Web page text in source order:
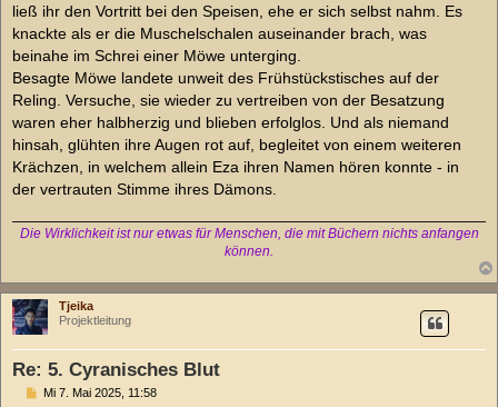
ließ ihr den Vortritt bei den Speisen, ehe er sich selbst nahm. Es
knackte als er die Muschelschalen auseinander brach, was
beinahe im Schrei einer Möwe unterging.
Besagte Möwe landete unweit des Frühstückstisches auf der
Reling. Versuche, sie wieder zu vertreiben von der Besatzung
waren eher halbherzig und blieben erfolglos. Und als niemand
hinsah, glühten ihre Augen rot auf, begleitet von einem weiteren
Krächzen, in welchem allein Eza ihren Namen hören konnte - in
der vertrauten Stimme ihres Dämons.
Die Wirklichkeit ist nur etwas für Menschen, die mit Büchern nichts anfangen
können.
Tjeika
Projektleitung
Re: 5. Cyranisches Blut
BMi 7. Mai 2025, 11:58